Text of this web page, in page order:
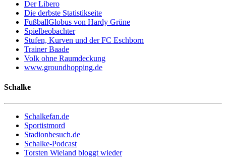
Der Libero
Die derbste Statistikseite
FußballGlobus von Hardy Grüne
Spielbeobachter
Stufen, Kurven und der FC Eschborn
Trainer Baade
Volk ohne Raumdeckung
www.groundhopping.de
Schalke
Schalkefan.de
Sportistmord
Stadionbesuch.de
Schalke-Podcast
Torsten Wieland bloggt wieder